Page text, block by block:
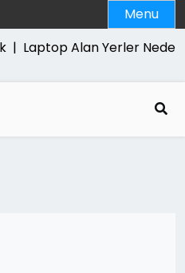
Menu
|Laptop Alan Yerler